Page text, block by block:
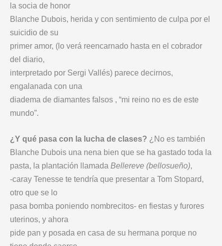
la socia de honor
Blanche Dubois, herida y con sentimiento de culpa por el
suicidio de su
primer amor, (lo verá reencarnado hasta en el cobrador
del diario,
interpretado por Sergi Vallés) parece decirnos,
engalanada con una
diadema de diamantes falsos , “mi reino no es de este
mundo”.
¿Y qué pasa con la lucha de clases? ¿No es también
Blanche Dubois una nena bien que se ha gastado toda la
pasta, la plantación llamada Bellereve (bellosueño),
-caray Tenesse te tendría que presentar a Tom Stopard,
otro que se lo
pasa bomba poniendo nombrecitos- en fiestas y furores
uterinos, y ahora
pide pan y posada en casa de su hermana porque no